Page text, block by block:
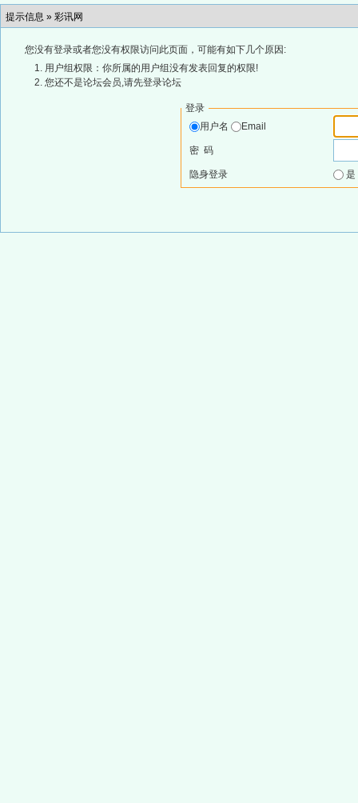
提示信息 » 彩讯网
您没有登录或者您没有权限访问此页面，可能有如下几个原因:
用户组权限：你所属的用户组没有发表回复的权限!
您还不是论坛会员,请先登录论坛
登录
用户名
Email
密 码
隐身登录